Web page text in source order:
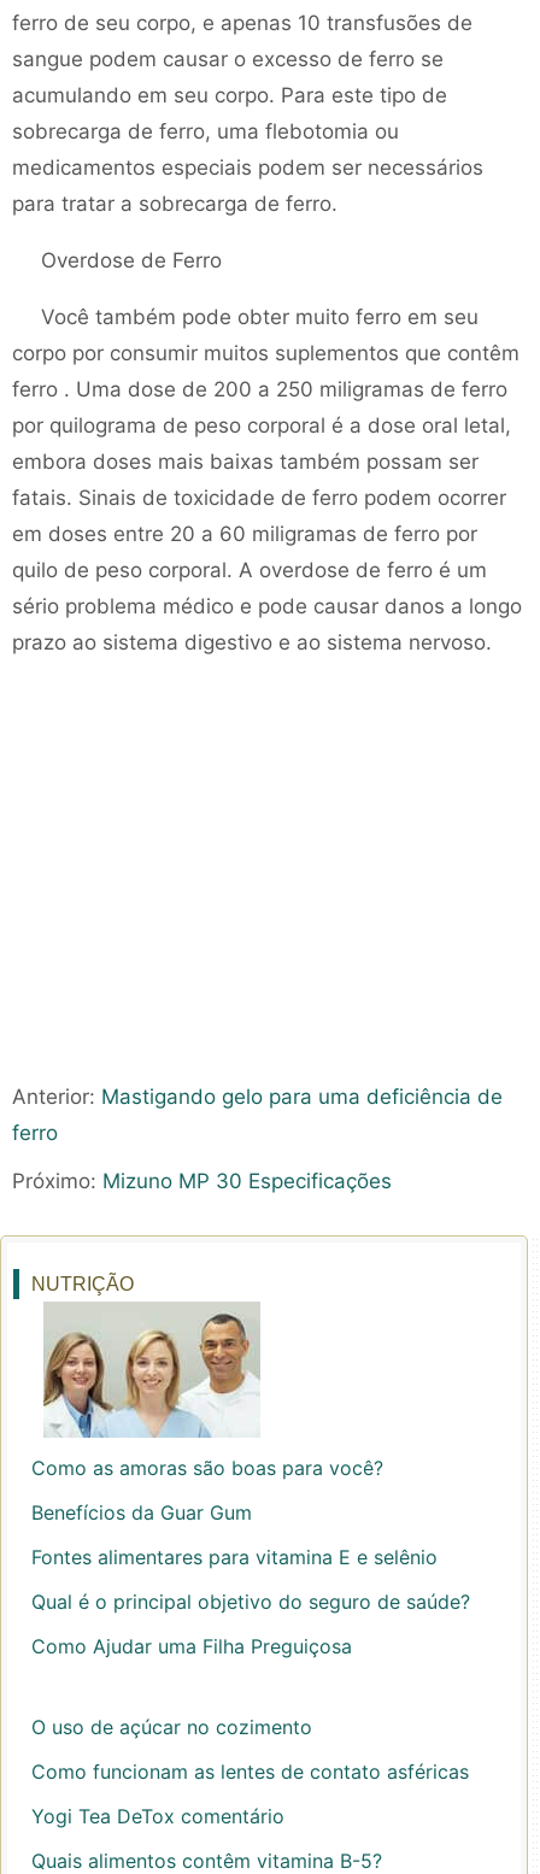
ferro de seu corpo, e apenas 10 transfusões de
sangue podem causar o excesso de ferro se
acumulando em seu corpo. Para este tipo de
sobrecarga de ferro, uma flebotomia ou
medicamentos especiais podem ser necessários
para tratar a sobrecarga de ferro.
Overdose de Ferro
Você também pode obter muito ferro em seu
corpo por consumir muitos suplementos que contêm
ferro . Uma dose de 200 a 250 miligramas de ferro
por quilograma de peso corporal é a dose oral letal,
embora doses mais baixas também possam ser
fatais. Sinais de toxicidade de ferro podem ocorrer
em doses entre 20 a 60 miligramas de ferro por
quilo de peso corporal. A overdose de ferro é um
sério problema médico e pode causar danos a longo
prazo ao sistema digestivo e ao sistema nervoso.
Anterior: Mastigando gelo para uma deficiência de
ferro
Próximo: Mizuno MP 30 Especificações
NUTRIÇÃO
Como as amoras são boas para você?
Benefícios da Guar Gum
Fontes alimentares para vitamina E e selênio
Qual é o principal objetivo do seguro de saúde?
Como Ajudar uma Filha Preguiçosa
O uso de açúcar no cozimento
Como funcionam as lentes de contato asféricas
Yogi Tea DeTox comentário
Quais alimentos contêm vitamina B-5?